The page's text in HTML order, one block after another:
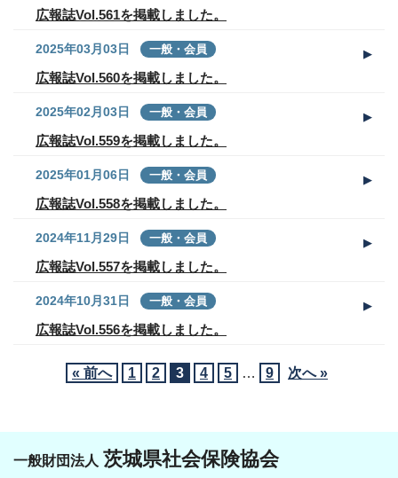
広報誌Vol.561を掲載しました。
2025年03月03日 一般・会員
広報誌Vol.560を掲載しました。
2025年02月03日 一般・会員
広報誌Vol.559を掲載しました。
2025年01月06日 一般・会員
広報誌Vol.558を掲載しました。
2024年11月29日 一般・会員
広報誌Vol.557を掲載しました。
2024年10月31日 一般・会員
広報誌Vol.556を掲載しました。
« 前へ 1 2 3 4 5 … 9 次へ »
一般財団法人 茨城県社会保険協会